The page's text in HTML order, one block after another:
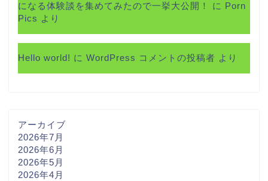
になる体験談を集めてみたので一挙大公開！
に Porn
Pics より
Hello world! に WordPress コメントの投稿者 より
アーカイブ
2026年7月
2026年6月
2026年5月
2026年4月